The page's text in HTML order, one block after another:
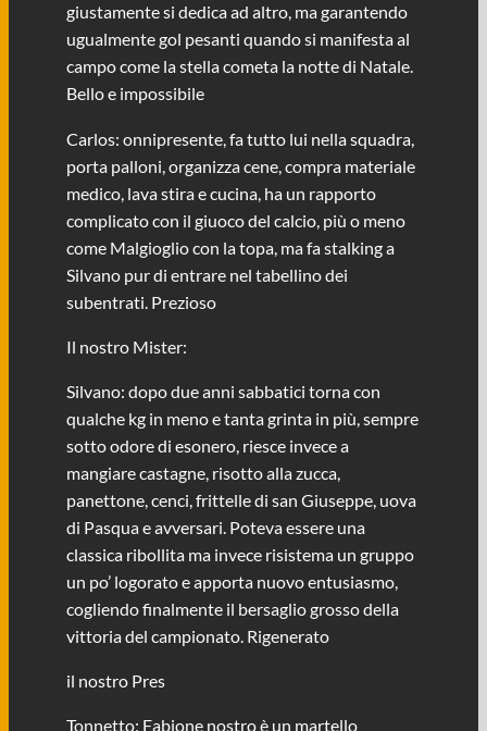
giustamente si dedica ad altro, ma garantendo
ugualmente gol pesanti quando si manifesta al
campo come la stella cometa la notte di Natale.
Bello e impossibile
Carlos: onnipresente, fa tutto lui nella squadra,
porta palloni, organizza cene, compra materiale
medico, lava stira e cucina, ha un rapporto
complicato con il giuoco del calcio, più o meno
come Malgioglio con la topa, ma fa stalking a
Silvano pur di entrare nel tabellino dei
subentrati. Prezioso
Il nostro Mister:
Silvano: dopo due anni sabbatici torna con
qualche kg in meno e tanta grinta in più, sempre
sotto odore di esonero, riesce invece a
mangiare castagne, risotto alla zucca,
panettone, cenci, frittelle di san Giuseppe, uova
di Pasqua e avversari. Poteva essere una
classica ribollita ma invece risistema un gruppo
un po’ logorato e apporta nuovo entusiasmo,
cogliendo finalmente il bersaglio grosso della
vittoria del campionato. Rigenerato
il nostro Pres
Tonnetto: Fabione nostro è un martello